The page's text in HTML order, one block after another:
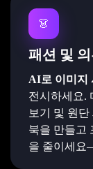
👗
패션 및
AI로 이미지
전시하세요.
보기 및 원
북을 만들고
을 줄이세요